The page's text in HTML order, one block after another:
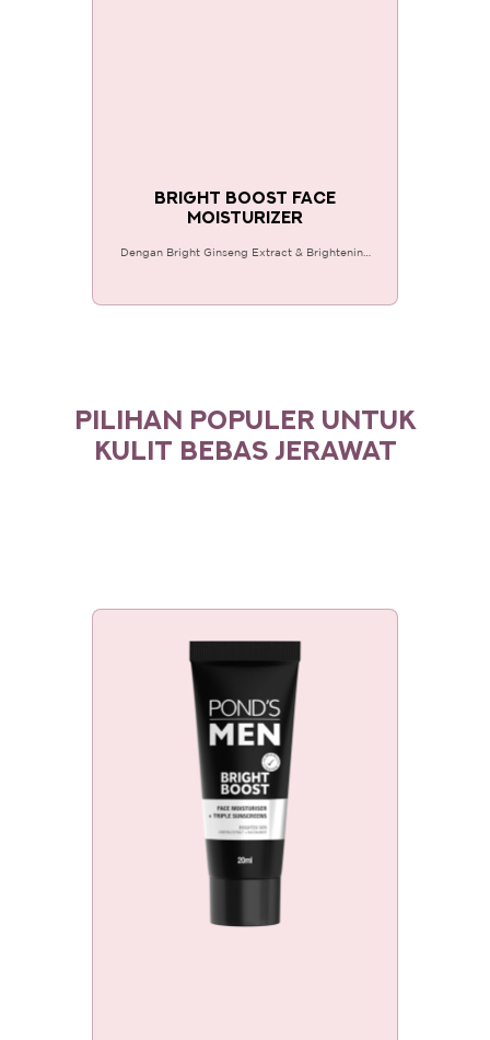
BRIGHT BOOST FACE
MOISTURIZER
Dengan Bright Ginseng Extract & Brightening
PILIHAN POPULER UNTUK
KULIT BEBAS JERAWAT